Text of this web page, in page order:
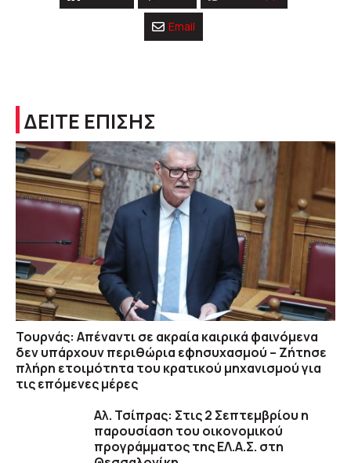
Email
ΔΕΙΤΕ ΕΠΙΣΗΣ
Τουρνάς: Απέναντι σε ακραία καιρικά φαινόμενα
δεν υπάρχουν περιθώρια εφησυχασμού – Ζήτησε
πλήρη ετοιμότητα του κρατικού μηχανισμού για
τις επόμενες μέρες
Αλ. Τσίπρας: Στις 2 Σεπτεμβρίου η
παρουσίαση του οικονομικού
προγράμματος της ΕΛ.Α.Σ. στη